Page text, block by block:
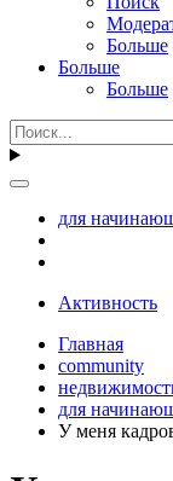
Больше
Больше
Больше
для
Активность
Главная
community
для
У меня